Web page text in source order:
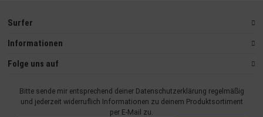
Surfer
Informationen
Folge uns auf
Bitte sende mir entsprechend deiner Datenschutzerklärung regelmäßig
und jederzeit widerruflich Informationen zu deinem Produktsortiment
per E-Mail zu.